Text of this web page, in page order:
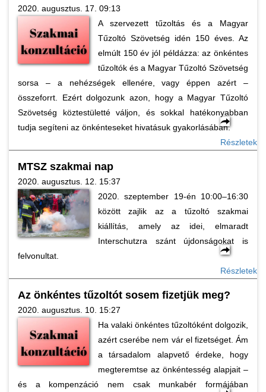
2020. augusztus. 17. 09:13
A szervezett tűzoltás és a Magyar
Tűzoltó Szövetség idén 150 éves. Az
elmúlt 150 év jól példázza: az önkéntes
tűzoltók és a Magyar Tűzoltó Szövetség
sorsa – a nehézségek ellenére, vagy éppen azért –
összeforrt. Ezért dolgozunk azon, hogy a Magyar Tűzoltó
Szövetség köztestületté váljon, és sokkal hatékonyabban
tudja segíteni az önkénteseket hivatásuk gyakorlásában.
Részletek
MTSZ szakmai nap
2020. augusztus. 12. 15:37
2020. szeptember 19-én 10:00–16:30
között zajlik az a tűzoltó szakmai
kiállítás, amely az idei, elmaradt
Interschutzra szánt újdonságokat is
felvonultat.
Részletek
Az önkéntes tűzoltót sosem fizetjük meg?
2020. augusztus. 10. 15:27
Ha valaki önkéntes tűzoltóként dolgozik,
azért cserébe nem vár el fizetséget. Ám
a társadalom alapvető érdeke, hogy
megteremtse az önkéntesség alapjait –
és a kompenzáció nem csak munkabér formájában